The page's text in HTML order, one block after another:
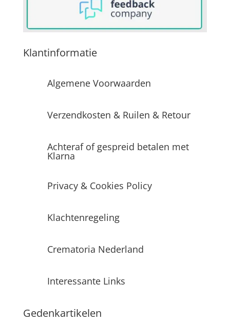
Klantinformatie
Algemene Voorwaarden
Verzendkosten & Ruilen & Retour
Achteraf of gespreid betalen met
Klarna
Privacy & Cookies Policy
Klachtenregeling
Crematoria Nederland
Interessante Links
Gedenkartikelen